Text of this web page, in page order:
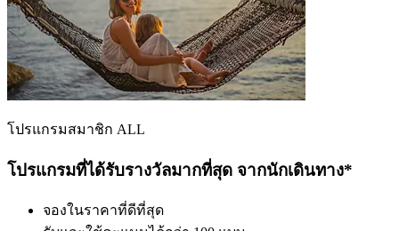
โปรแกรมสมาชิก ALL
โปรแกรมที่ได้รับรางวัลมากที่สุด จากนักเดินทาง*
จองในราคาที่ดีที่สุด